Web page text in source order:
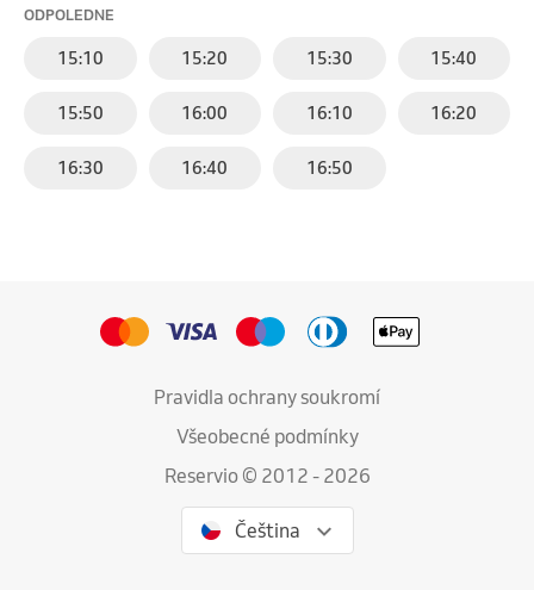
ODPOLEDNE
15:10 15:20 15:30 15:40
15:50 16:00 16:10 16:20
16:30 16:40 16:50
Pravidla ochrany soukromí
Všeobecné podmínky
Reservio © 2012 - 2026
Čeština